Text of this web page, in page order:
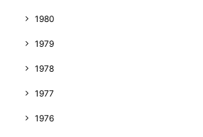
1980
1979
1978
1977
1976